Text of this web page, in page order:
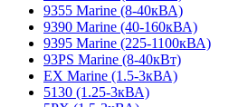
9355 Marine (8-40кВА)
9390 Marine (40-160кВА)
9395 Marine (225-1100кВА)
93PS Marine (8-40кВт)
EX Marine (1.5-3кВА)
5130 (1.25-3кВА)